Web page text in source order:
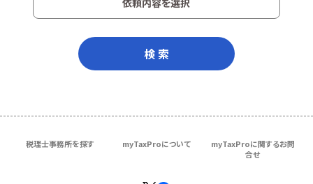
依頼内容を選択
検 索
税理士事務所を探す myTaxProについて
myTaxProに関するお問
合せ